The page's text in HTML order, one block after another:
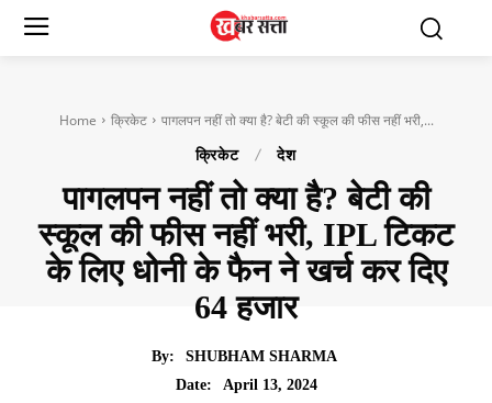
Home क्रिकेट पागलपन नहीं तो क्या है? बेटी की स्कूल की फीस नहीं भरी,...
क्रिकेट देश
पागलपन नहीं तो क्या है? बेटी की
स्कूल की फीस नहीं भरी, IPL टिकट
के लिए धोनी के फैन ने खर्च कर दिए
64 हजार
By:
SHUBHAM SHARMA
Date:
April 13, 2024